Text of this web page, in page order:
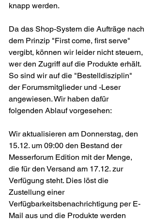
knapp werden.
Da das Shop-System die Aufträge nach
dem Prinzip "First come, first serve"
vergibt, können wir leider nicht steuern,
wer den Zugriff auf die Produkte erhält.
So sind wir auf die "Bestelldisziplin"
der Forumsmitglieder und -Leser
angewiesen. Wir haben dafür
folgenden Ablauf vorgesehen:
Wir aktualisieren am Donnerstag, den
15.12. um 09:00 den Bestand der
Messerforum Edition mit der Menge,
die für den Versand am 17.12. zur
Verfügung steht. Dies löst die
Zustellung einer
Verfügbarkeitsbenachrichtigung per E-
Mail aus und die Produkte werden